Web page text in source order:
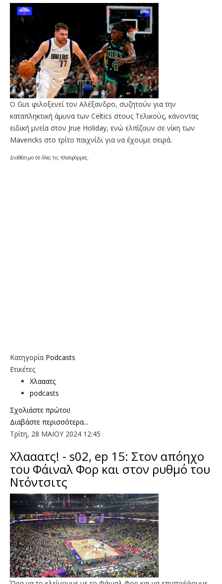
O Gus φιλοξενεί τον Αλέξανδρο, συζητούν για την
καταπληκτική άμυνα των Celtics στους Τελικούς, κάνοντας
ειδική μνεία στον Jrue Holiday, ενώ ελπίζουν σε νίκη των
Mavericks στο τρίτο παιχνίδι για να έχουμε σειρά.
Διαθέσιμο σε όλες τις πλατφόρμες.
Κατηγορία Podcasts
Ετικέτες
Χλααατς
podcasts
Σχολιάστε πρώτοι!
Διαβάστε περισσότερα...
Τρίτη, 28 ΜΑΙΟΥ 2024 12:45
Χλααατς! - s02, ep 15: Στον απόηχο
του Φάιναλ Φορ και στον ρυθμό του
Ντόντσιτς